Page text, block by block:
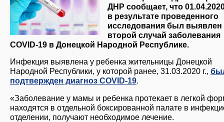
ДНР сообщает, что 01.04.2020
в результате проведенного
исследования был выявлен
второй случай заболевания
COVID-19 в Донецкой Народной Республике.
Инфекция выявлена у ребенка жительницы Донецкой
Народной Республики, у которой ранее, 31.03.2020 г.,
подтвержден диагноз COVID-19.
«Заболевание у мамы и ребенка протекает в легкой
находятся в отдельной боксированной палате в
отделении, получают необходимое лечение.